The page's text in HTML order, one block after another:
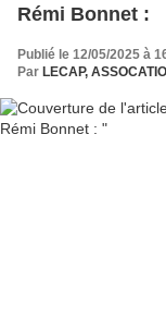
Rémi Bonnet :
Publié le 12/05/2025 à
Par LECAP,